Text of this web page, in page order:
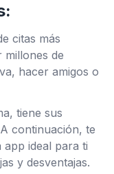
citas más
millones de
hacer amigos o
tiene sus
continuación, te
app ideal para ti
y desventajas.